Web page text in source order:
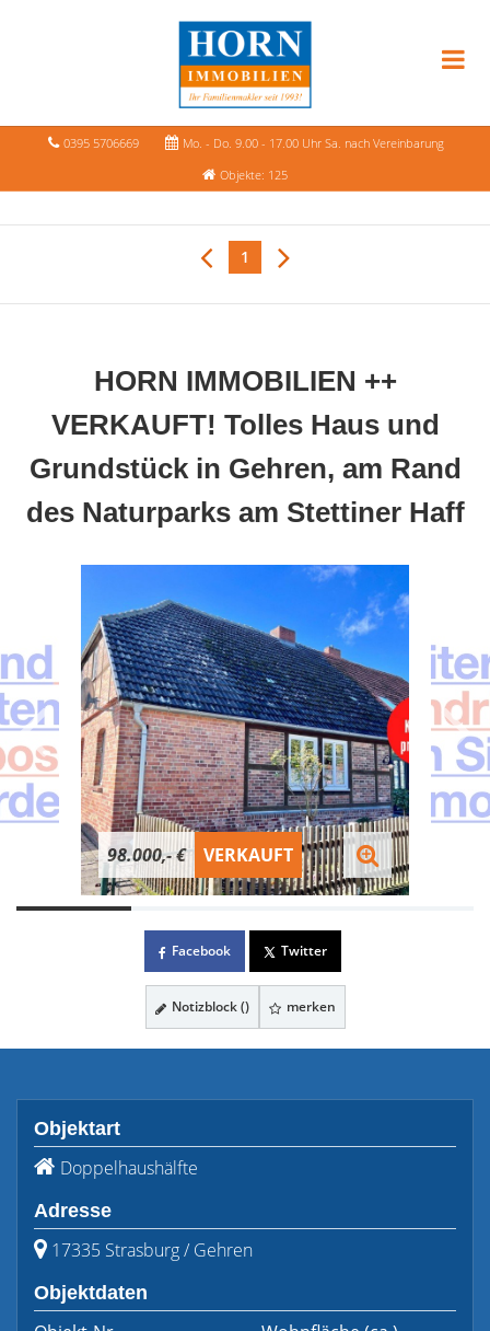
0395 5706669
Mo. - Do. 9.00 - 17.00 Uhr Sa. nach Vereinbarung
Objekte: 125
1
HORN IMMOBILIEN ++
VERKAUFT! Tolles Haus und
Grundstück in Gehren, am Rand
des Naturparks am Stettiner Haff
98.000,- € VERKAUFT
Facebook Twitter
Notizblock () merken
Objektart
Doppelhaushälfte
Adresse
17335 Strasburg / Gehren
Objektdaten